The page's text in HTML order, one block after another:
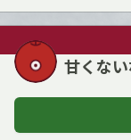
甘くな